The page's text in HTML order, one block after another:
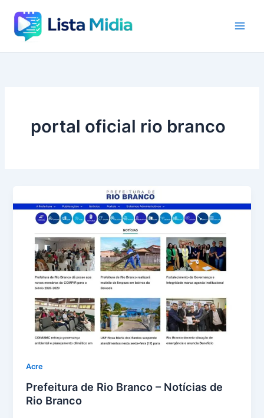
para
portal oficial rio branco
Acre
Prefeitura de Rio Branco – Notícias de
Rio Branco